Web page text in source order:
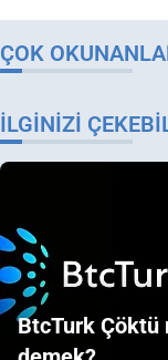
ÇOK
İLGINIZI
BtcTurk Çöktü